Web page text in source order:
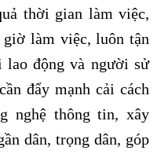
thời gian làm việc,
làm việc, luôn tận
động và người sử
đẩy mạnh cải cách
nghệ thông tin, xây
dân, trọng dân, góp